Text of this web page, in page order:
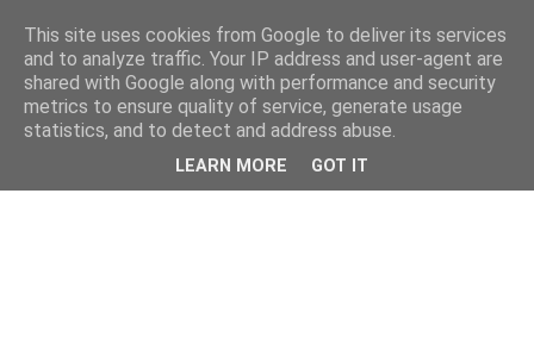
This site uses cookies from Google to deliver its services
and to analyze traffic. Your IP address and user-agent are
shared with Google along with performance and security
metrics to ensure quality of service, generate usage
statistics, and to detect and address abuse.
LEARN MORE GOT IT